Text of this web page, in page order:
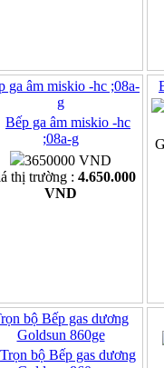
ga âm miskio -hc ;08a-
g
3650000 VND
thị trường : 4.650.000
VND
bộ Bếp gas dương
Goldsun 860ge